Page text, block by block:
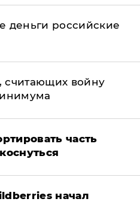
деньги российские
считающих войну
часть
начал